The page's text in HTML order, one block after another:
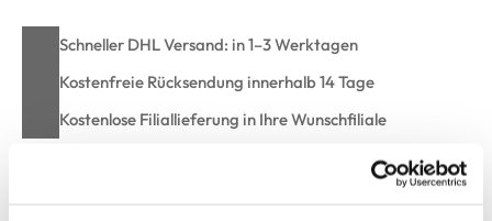
Schneller DHL Versand: in 1–3 Werktagen
Kostenfreie Rücksendung innerhalb 14 Tage
Kostenlose Filiallieferung in Ihre Wunschfiliale